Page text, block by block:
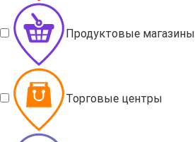
Продуктовые магазины
Торговые центры